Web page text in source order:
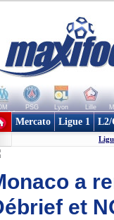
PSG Lyon Lille
clubs
Mercato Ligue 1 L2/
a
et